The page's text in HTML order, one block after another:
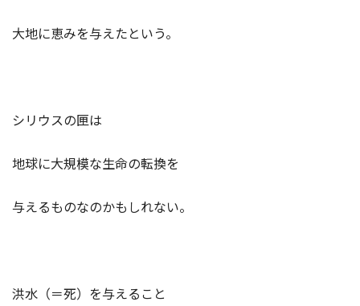
大地に恵みを与えたという。
シリウスの匣は
地球に大規模な生命の転換を
与えるものなのかもしれない。
洪水（＝死）を与えること